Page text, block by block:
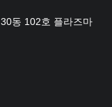
동 102호 플라즈마